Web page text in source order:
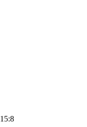
15:8